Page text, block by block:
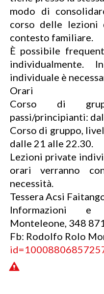
modo di
corso delle lezioni
contesto familiare.
È possibile
individualmente.
individuale è
Orari
Corso di
passi/principianti:
Corso di gruppo,
dalle 21 alle 22.30.
Lezioni private
orari verranno
necessità.
Tessera Acsi
Informazioni e
Monteleone, 348
Fb: Rodolfo Rolo